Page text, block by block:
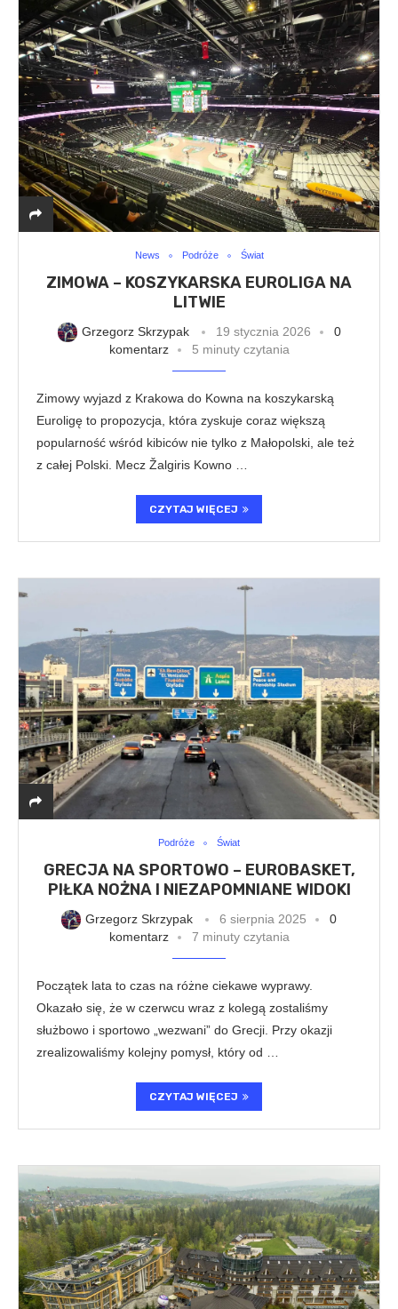
News Podróże Świat
ZIMOWA – KOSZYKARSKA EUROLIGA NA
LITWIE
Grzegorz Skrzypak 19 stycznia 2026
0
komentarz
5 minuty czytania
Zimowy wyjazd z Krakowa do Kowna na koszykarską
Euroligę to propozycja, która zyskuje coraz większą
popularność wśród kibiców nie tylko z Małopolski, ale też
z całej Polski. Mecz Žalgiris Kowno …
CZYTAJ WIĘCEJ
Podróże Świat
GRECJA NA SPORTOWO – EUROBASKET,
PIŁKA NOŻNA I NIEZAPOMNIANE WIDOKI
Grzegorz Skrzypak 6 sierpnia 2025
0
komentarz
7 minuty czytania
Początek lata to czas na różne ciekawe wyprawy.
Okazało się, że w czerwcu wraz z kolegą zostaliśmy
służbowo i sportowo „wezwani” do Grecji. Przy okazji
zrealizowaliśmy kolejny pomysł, który od …
CZYTAJ WIĘCEJ